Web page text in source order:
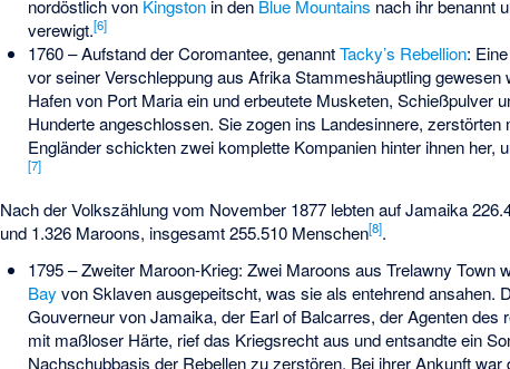
nordöstlich von Kingstonin den Blue Mountains nach ihr benannt
verewigt.[6]
1760 – Aufstand derCoromantee, genanntTacky’s Rebellion:
vor seiner Verschleppung aus Afrika Stammeshäuptling
Hafen von Port Maria ein und erbeutete Musketen, Schießpulver
Hunderte angeschlossen. Sie zogen ins Landesinnere,
Engländer schickten zwei komplette Kompanien hinter ihnen
[7]
Nach der Volkszählung vom November 1877 lebten auf Jamaika
und 1.326 Maroons, insgesamt 255.510 Menschen[8].
1795 –Zweiter Maroon-Krieg: Zwei Maroons aus Trelawny Town
Bay von Sklaven ausgepeitscht, was sie als entehrend ansahen.
Gouverneur von Jamaika, der Earl of Balcarres, der Agenten des
mit maßloser Härte, rief das Kriegsrecht aus und entsandte ein
Nachschubbasis der Rebellen zu zerstören. Bei ihrer Ankunft